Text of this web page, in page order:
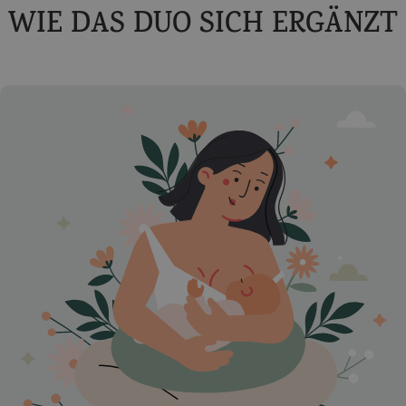
WIE DAS DUO SICH ERGÄNZT